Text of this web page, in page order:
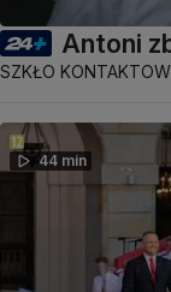
Antoni
SZKŁO
44 min